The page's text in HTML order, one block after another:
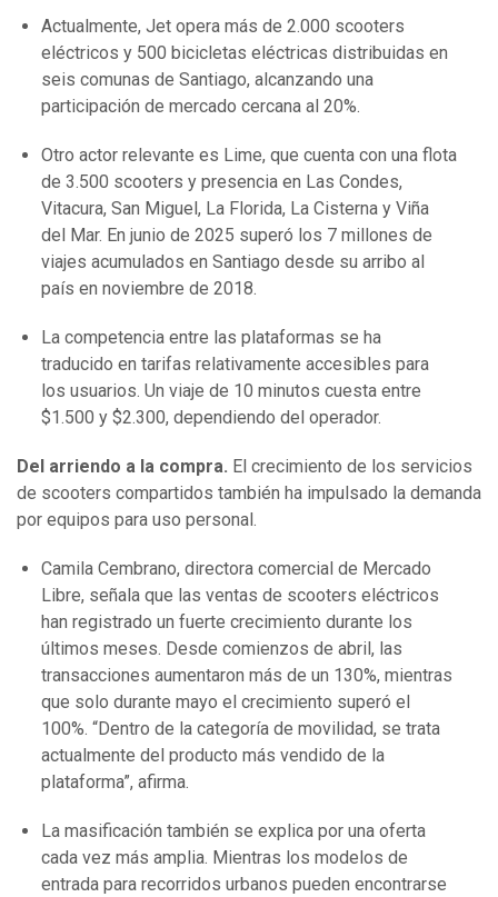
Actualmente, Jet opera más de 2.000 scooters
eléctricos y 500 bicicletas eléctricas distribuidas en
seis comunas de Santiago, alcanzando una
participación de mercado cercana al 20%.
Otro actor relevante es Lime, que cuenta con una flota
de 3.500 scooters y presencia en Las Condes,
Vitacura, San Miguel, La Florida, La Cisterna y Viña
del Mar. En junio de 2025 superó los 7 millones de
viajes acumulados en Santiago desde su arribo al
país en noviembre de 2018.
La competencia entre las plataformas se ha
traducido en tarifas relativamente accesibles para
los usuarios. Un viaje de 10 minutos cuesta entre
$1.500 y $2.300, dependiendo del operador.
Del arriendo a la compra. El crecimiento de los servicios
de scooters compartidos también ha impulsado la demanda
por equipos para uso personal.
Camila Cembrano, directora comercial de Mercado
Libre, señala que las ventas de scooters eléctricos
han registrado un fuerte crecimiento durante los
últimos meses. Desde comienzos de abril, las
transacciones aumentaron más de un 130%, mientras
que solo durante mayo el crecimiento superó el
100%. “Dentro de la categoría de movilidad, se trata
actualmente del producto más vendido de la
plataforma”, afirma.
La masificación también se explica por una oferta
cada vez más amplia. Mientras los modelos de
entrada para recorridos urbanos pueden encontrarse